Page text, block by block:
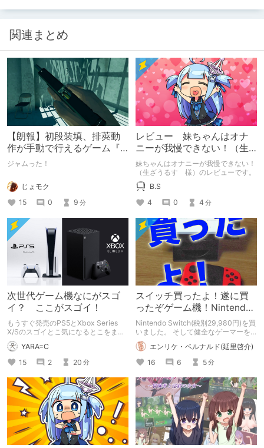
関連まとめ
【朗報】初段装填、排莢動
作が手動で行えるゲーム『
HOLE 』
ジャムった！
じょモク
15
0 9 分
レビュー 妹ちゃんはオナ
ニーが我慢できない！（生
ざうるす 様）
妹ちゃんはオナニーが我慢できない！
（生ざうるす 様）のレビューです。
B.S
4
0 4 分
次世代ゲーム機なにがスゴ
イ？ ここがスゴイ！
もうすぐ発売のPS5とXbox Series
X/Sのスゴイとこ気になるとこをまと
めて解説！
YARA=C
15
2 20 分
スイッチ買ったよ！遂に買
ったぞゲーム機！Nintendo
Switch！
Nintendo Switch(税別29,980円)を買
いました。 そして健全なゲーマーを
目指す！ Switchは1日1時間！
エンリケ・ベルナルド(延里啓介)
16
6 5分